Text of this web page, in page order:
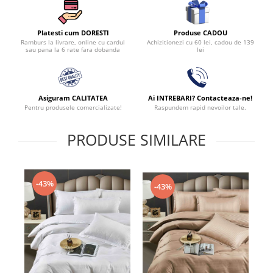
Platesti cum DORESTI
Ramburs la livrare, online cu cardul
sau pana la 6 rate fara dobanda
Produse CADOU
Achizitionezi cu 60 lei, cadou de 139
lei
Asiguram CALITATEA
Pentru produsele comercializate!
Ai INTREBARI? Contacteaza-ne!
Raspundem rapid nevoilor tale.
PRODUSE SIMILARE
-43% -43%